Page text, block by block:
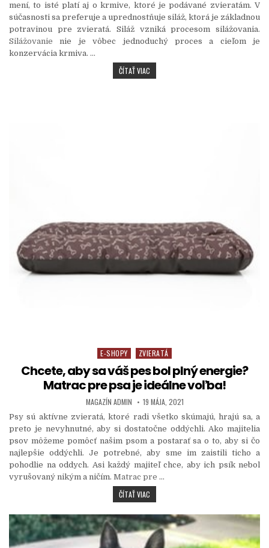
mení, to isté platí aj o krmive, ktoré je podávané zvieratám. V
súčasnosti sa preferuje a uprednostňuje siláž, ktorá je základnou
potravinou pre zvieratá. Siláž vzniká procesom silážovania.
Silážovanie nie je vôbec jednoduchý proces a cieľom je
konzervácia krmiva. …
ČÍTAŤ VIAC
Posted in
E-SHOPY ZVIERATÁ
Chcete, aby sa váš pes bol plný energie?
Matrac pre psa je ideálne voľba!
AUTHOR:
MAGAZÍN ADMIN PUBLISHED DATE:
19 MÁJA, 2021
Psy sú aktívne zvieratá, ktoré radi všetko skúmajú, hrajú sa, a
preto je nevyhnutné, aby si dostatočne oddýchli. Ako majitelia
psov môžeme pomôcť našim psom a postarať sa o to, aby si čo
najlepšie oddýchli. Je potrebné, aby sme im zaistili ticho a
pohodlie na oddych. Asi každý majiteľ chce, aby ich psík nebol
vyrušovaný nikým a ničím. Matrac pre …
ČÍTAŤ VIAC